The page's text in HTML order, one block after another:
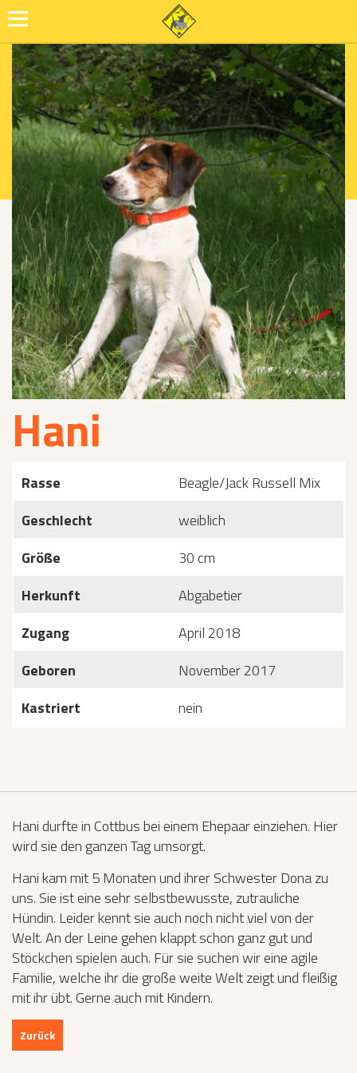
Hani
Rasse
Beagle/Jack Russell Mix
Geschlecht
weiblich
Größe
30 cm
Herkunft
Abgabetier
Zugang
April 2018
Geboren
November 2017
Kastriert
nein
Hani durfte in Cottbus bei einem Ehepaar einziehen. Hier
wird sie den ganzen Tag umsorgt.
Hani kam mit 5 Monaten und ihrer Schwester Dona zu
uns. Sie ist eine sehr selbstbewusste, zutrauliche
Hündin. Leider kennt sie auch noch nicht viel von der
Welt. An der Leine gehen klappt schon ganz gut und
Stöckchen spielen auch. Für sie suchen wir eine agile
Familie, welche ihr die große weite Welt zeigt und fleißig
mit ihr übt. Gerne auch mit Kindern.
Zurück